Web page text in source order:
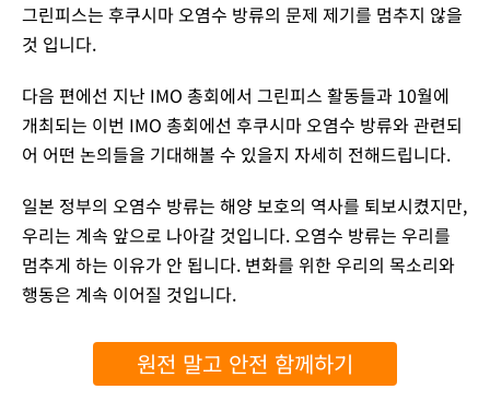
그린피스는 후쿠시마 오염수 방류의 문제 제기를 멈추지 않을
것 입니다.
다음 편에선 지난 IMO 총회에서 그린피스 활동들과 10월에
개최되는 이번 IMO 총회에선 후쿠시마 오염수 방류와 관련되
어 어떤 논의들을 기대해볼 수 있을지 자세히 전해드립니다.
일본 정부의 오염수 방류는 해양 보호의 역사를 퇴보시켰지만,
우리는 계속 앞으로 나아갈 것입니다. 오염수 방류는 우리를
멈추게 하는 이유가 안 됩니다. 변화를 위한 우리의 목소리와
행동은 계속 이어질 것입니다.
원전 말고 안전 함께하기